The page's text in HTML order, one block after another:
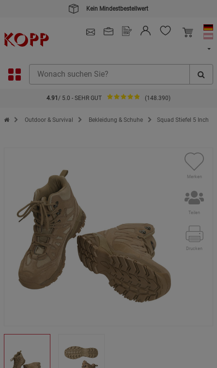
Kein Mindestbestellwert
4.91 / 5.0 - SEHR GUT (148.390)
Zur Startseite des Kopp Verlag Online-Shop
Outdoor & Survival Bekleidung & Schuhe Squad Stiefel 5 Inch
Merken
Teilen
Drucken